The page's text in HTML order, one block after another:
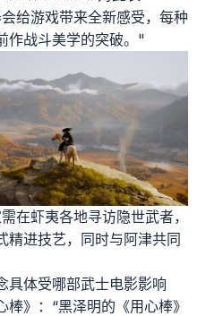
给游戏带来全新感受，每种
作战斗美学的突破。"
在虾夷各地寻访隐世武者，
精进技艺，同时与阿津共同
具体受哪部武士电影影响
》：“黑泽明的《用心棒》